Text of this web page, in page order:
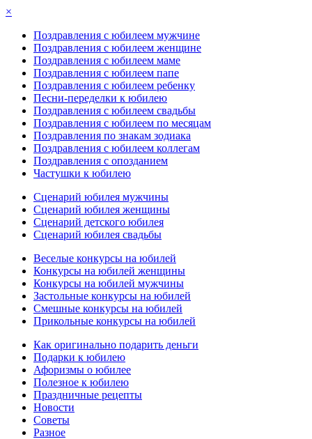
×
Поздравления с юбилеем мужчине
Поздравления с юбилеем женщине
Поздравления с юбилеем маме
Поздравления с юбилеем папе
Поздравления с юбилеем ребенку
Песни-переделки к юбилею
Поздравления с юбилеем свадьбы
Поздравления с юбилеем по месяцам
Поздравления по знакам зодиака
Поздравления с юбилеем коллегам
Поздравления с опозданием
Частушки к юбилею
Сценарий юбилея мужчины
Сценарий юбилея женщины
Сценарий детского юбилея
Сценарий юбилея свадьбы
Веселые конкурсы на юбилей
Конкурсы на юбилей женщины
Конкурсы на юбилей мужчины
Застольные конкурсы на юбилей
Смешные конкурсы на юбилей
Прикольные конкурсы на юбилей
Как оригинально подарить деньги
Подарки к юбилею
Афоризмы о юбилее
Полезное к юбилею
Праздничные рецепты
Новости
Советы
Разное